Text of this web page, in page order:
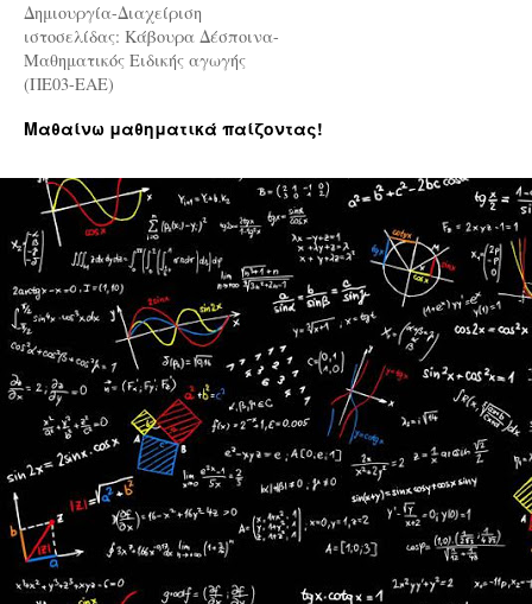
Δημιουργία-Διαχείριση
ιστοσελίδας: Κάβουρα Δέσποινα-
Μαθηματικός Ειδικής αγωγής
(ΠΕ03-ΕΑΕ)
Μαθαίνω μαθηματικά παίζοντας!